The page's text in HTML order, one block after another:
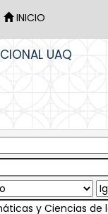
INICIO
UAQ